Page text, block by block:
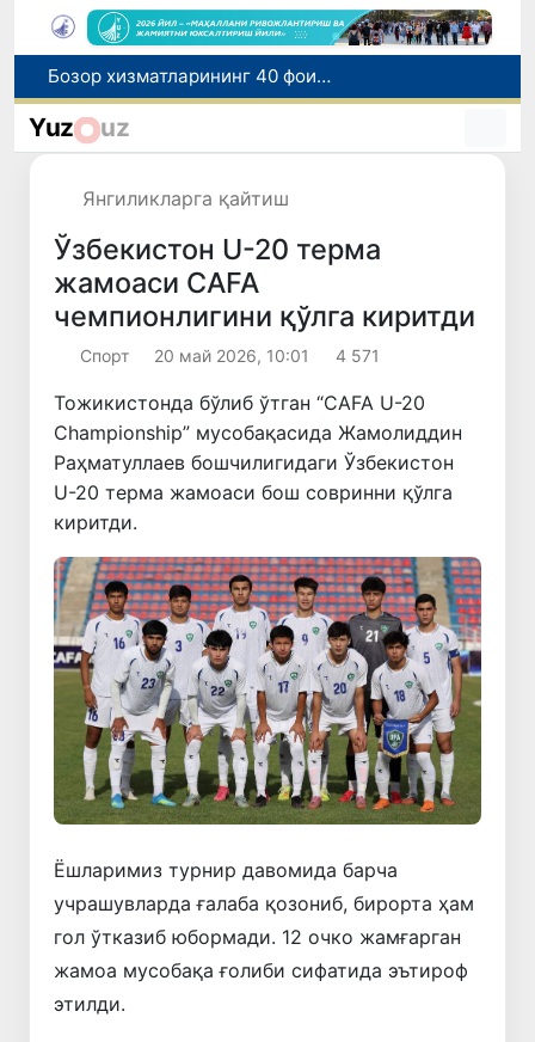
“Мен таниган Ўзбекистон!”
Адолат, холислик, ростлик ва ҳалоллик муҳитини яратишга қаратилган янги қонун тафсилоти
Yuz uz
Янгиликларга қайтиш
Ўзбекистон U-20 терма
жамоаси CAFA
чемпионлигини қўлга киритди
Спорт 20 май 2026, 10:01 4 571
Тожикистонда бўлиб ўтган “CAFA U-20
Championship” мусобақасида Жамолиддин
Раҳматуллаев бошчилигидаги Ўзбекистон
U-20 терма жамоаси бош совринни қўлга
киритди.
Ёшларимиз турнир давомида барча
учрашувларда ғалаба қозониб, бирорта ҳам
гол ўтказиб юбормади. 12 очко жамғарган
жамоа мусобақа ғолиби сифатида эътироф
этилди.